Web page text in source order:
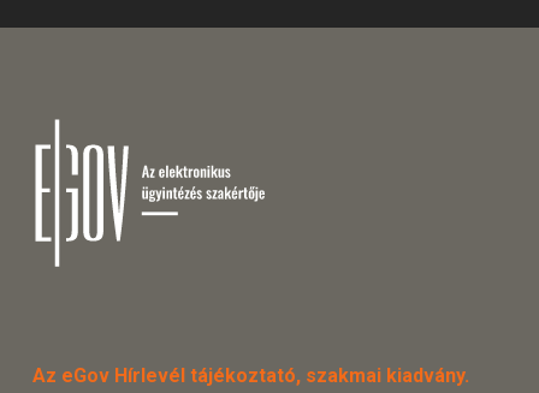
Az eGov Hírlevél tájékoztató, szakmai kiadvány.